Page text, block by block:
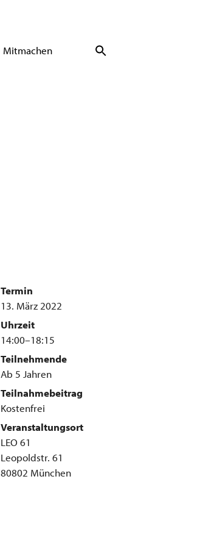
Mitmachen
Termin
13. März 2022
Uhrzeit
14:00–18:15
Teilnehmende
Ab 5 Jahren
Teilnahmebeitrag
Kostenfrei
Veranstaltungsort
LEO 61
Leopoldstr. 61
80802 München